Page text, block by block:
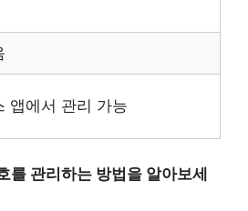
앱에서 관리 가능
를 관리하는 방법을 알아보세